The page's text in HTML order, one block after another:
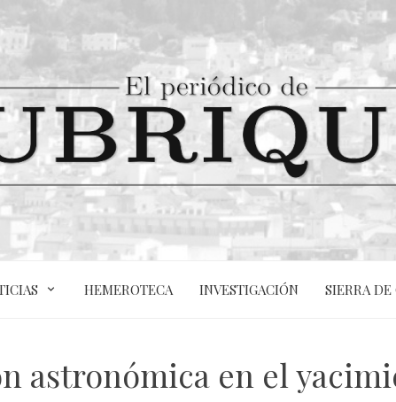
HEMEROTECA INVESTIGACIÓN SIERRA
astronómica en el